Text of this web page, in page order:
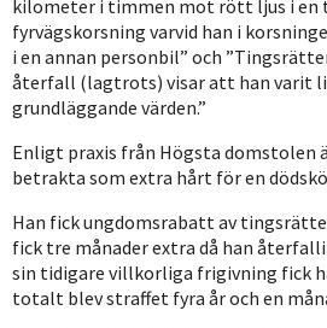
kilometer i timmen mot rött ljus i
fyrvägskorsning varvid han i
i en annan personbil” och
återfall (lagtrots) visar att han varit
grundläggande värden.”
Enligt praxis från Högsta domstolen
betrakta som extra hårt för en
Han fick ungdomsrabatt av
fick tre månader extra då han
sin tidigare villkorliga frigivning fick
totalt blev straffet fyra år och en